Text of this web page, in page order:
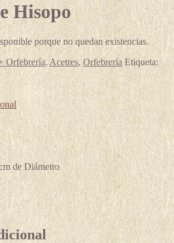
Hisopo
porque no quedan existencias.
Orfebrería,Acetres, Orfebrería Etiqueta:
de Diámetro